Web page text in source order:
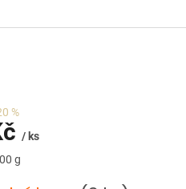
%
/ ks
g